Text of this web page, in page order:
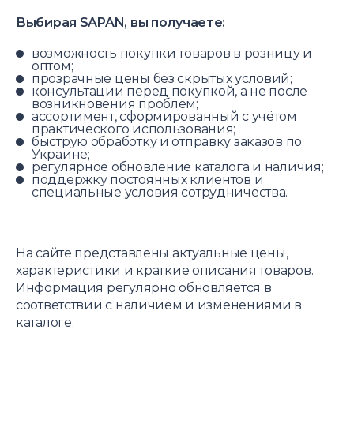
Выбирая SAPAN, вы получаете:
возможность покупки товаров в розницу и
оптом;
прозрачные цены без скрытых условий;
консультации перед покупкой, а не после
возникновения проблем;
ассортимент, сформированный с учётом
практического использования;
быструю обработку и отправку заказов по
Украине;
регулярное обновление каталога и наличия;
поддержку постоянных клиентов и
специальные условия сотрудничества.
На сайте представлены актуальные цены,
характеристики и краткие описания товаров.
Информация регулярно обновляется в
соответствии с наличием и изменениями в
каталоге.